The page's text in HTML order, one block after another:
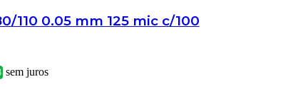
110 0.05 mm 125 mic c/100
sem juros